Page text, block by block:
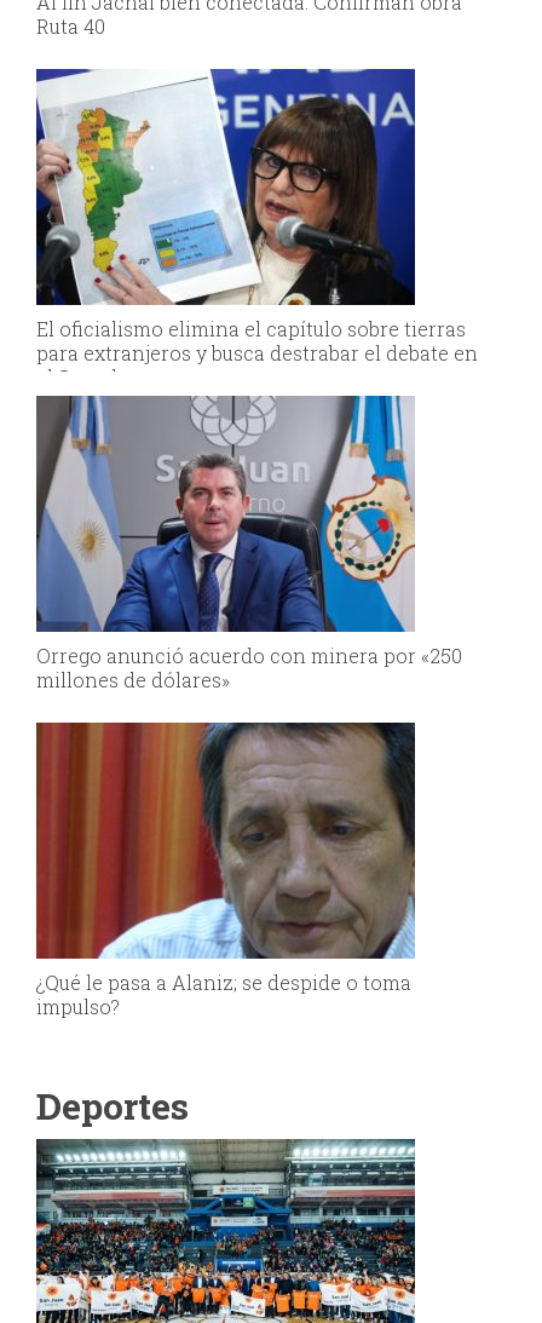
Ruta 40
El oficialismo elimina el capítulo sobre tierras
para extranjeros y busca destrabar el debate en
el Senado
Orrego anunció acuerdo con minera por «250
millones de dólares»
¿Qué le pasa a Alaniz; se despide o toma
impulso?
Deportes